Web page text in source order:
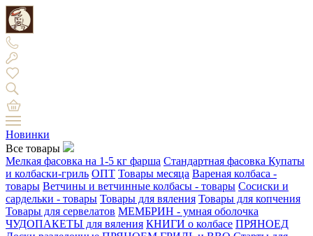
Новинки
Все товары
Мелкая фасовка на 1-5 кг фарша Стандартная фасовка Купаты
и колбаски-гриль ОПТ Товары месяца Вареная колбаса -
товары Ветчины и ветчинные колбасы - товары Сосиски и
сардельки - товары Товары для вяления Товары для копчения
Товары для сервелатов МЕМБРИН - умная оболочка
ЧУДОПАКЕТЫ для вяления КНИГИ о колбасе ПРЯНОЕД